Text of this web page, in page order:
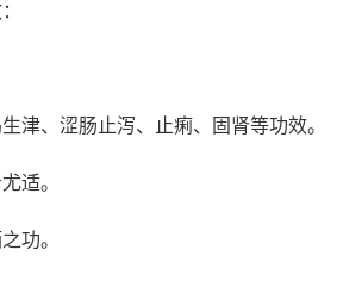
津、涩肠止泻、止痢、固肾等功效。
适。
功。